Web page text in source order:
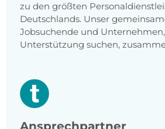
zu den größten
Deutschlands. Unser
Jobsuchende und
Unterstützung suchen,